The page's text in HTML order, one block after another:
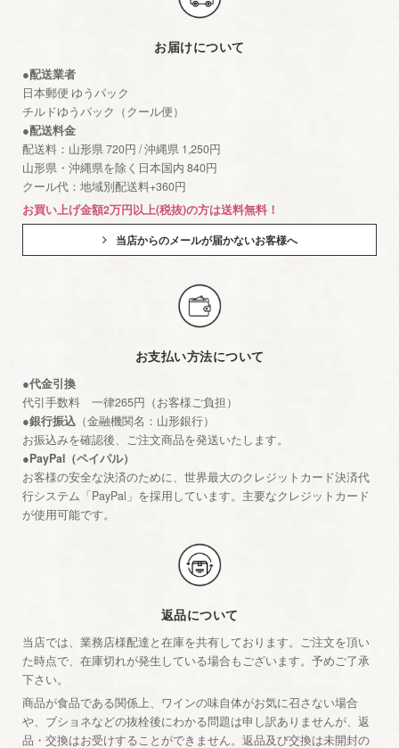
お届けについて
●配送業者
日本郵便 ゆうパック
チルドゆうパック（クール便）
●配送料金
配送料：山形県 720円 / 沖縄県 1,250円
山形県・沖縄県を除く日本国内 840円
クール代：地域別配送料+360円
お買い上げ金額2万円以上(税抜)の方は送料無料！
当店からのメールが届かないお客様へ
お支払い方法について
●代金引換
代引手数料 一律265円（お客様ご負担）
●銀行振込 （金融機関名：山形銀行）
お振込みを確認後、ご注文商品を発送いたします。
●PayPal（ペイパル）
お客様の安全な決済のために、世界最大のクレジットカード決済代
行システム「PayPal」を採用しています。主要なクレジットカード
が使用可能です。
返品について
当店では、業務店様配達と在庫を共有しております。ご注文を頂い
た時点で、在庫切れが発生している場合もございます。予めご了承
下さい。
商品が食品である関係上、ワインの味自体がお気に召さない場合
や、ブショネなどの抜栓後にわかる問題は申し訳ありませんが、返
品・交換はお受けすることができません。返品及び交換は未開封の